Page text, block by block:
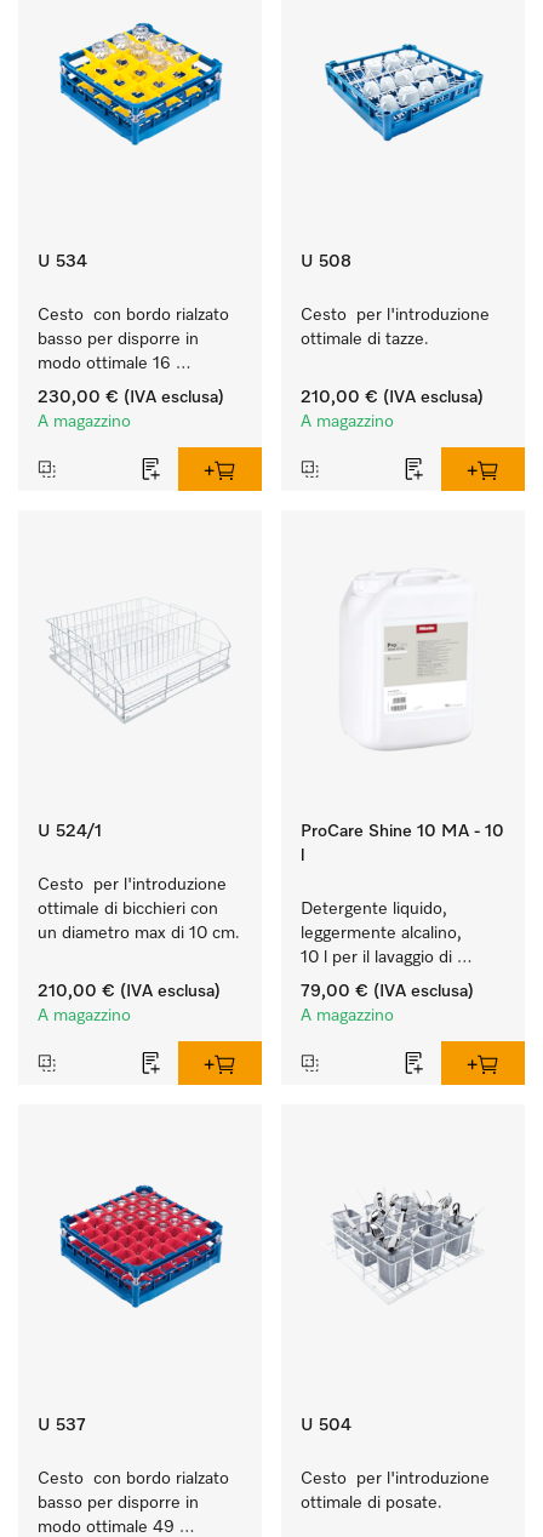
U 534
Cesto  con bordo rialzato
basso per disporre in
modo ottimale 16
bicchieri fino a 20 cm.
230,00 € (IVA esclusa)
A magazzino
U 508
Cesto  per l'introduzione
ottimale di tazze.
210,00 € (IVA esclusa)
A magazzino
U 524/1
Cesto  per l'introduzione
ottimale di bicchieri con
un diametro max di 10 cm.
210,00 € (IVA esclusa)
A magazzino
ProCare Shine 10 MA - 10
Detergente liquido,
leggermente alcalino,
10 l per il lavaggio di
sporco leggero su
stoviglie, posate e
79,00 € (IVA esclusa)
A magazzino
U 537
Cesto  con bordo rialzato
basso per disporre in
modo ottimale 49
U 504
Cesto  per l'introduzione
ottimale di posate.